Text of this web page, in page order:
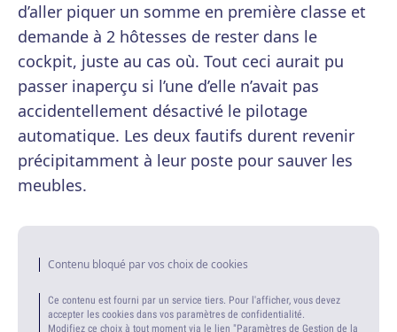
d’aller piquer un somme en première classe et
demande à 2 hôtesses de rester dans le
cockpit, juste au cas où. Tout ceci aurait pu
passer inaperçu si l’une d’elle n’avait pas
accidentellement désactivé le pilotage
automatique. Les deux fautifs durent revenir
précipitamment à leur poste pour sauver les
meubles.
Contenu bloqué par vos choix de cookies
Ce contenu est fourni par un service tiers. Pour l'afficher, vous devez
accepter les cookies dans vos paramètres de confidentialité.
Modifiez ce choix à tout moment via le lien "Paramètres de Gestion de la